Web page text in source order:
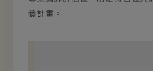
養計畫。